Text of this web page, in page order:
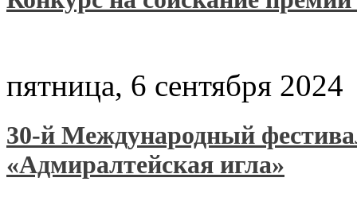
пятница, 6 сентября 2024
30-й Международный
«Адмиралтейская игла»